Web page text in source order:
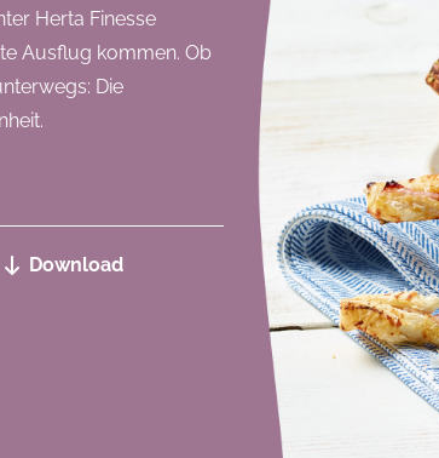
Herta Finesse
Ausflug kommen. Ob
Die
Download